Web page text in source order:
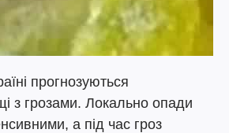
прогнозуються
з грозами. Локально опади
а під час гроз